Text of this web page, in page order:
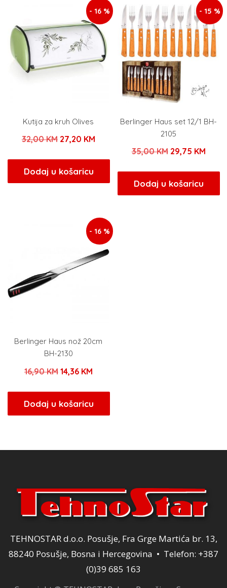
- 16 %
Kutija za kruh Olives
32,00KM Izvorna
bila
je:
27,20 KMTrenutna
27,20 KM.
Dodaj u košaricu
- 15 %
Berlinger Haus set 12/1 BH-
2105
35,00KM Izvorna
bila
je:
29,75 KM
Dodaj u košaricu
- 16 %
Berlinger Haus nož 20cm
BH-2130
16,90KM Izvorna
bila
je:
14,36 KMTrenutna
je:
14,36 KM.
Dodaj u košaricu
TEHNOSTAR d.o.o. Posušje, Fra Grge Martića br. 13,
88240 Posušje, Bosna i Hercegovina • Telefon: +387
(0)39 685 163